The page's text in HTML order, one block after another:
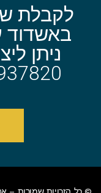
לקבלת
באשדוד